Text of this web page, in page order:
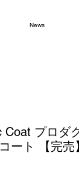
News
Coat プロダ
ート 【完売】